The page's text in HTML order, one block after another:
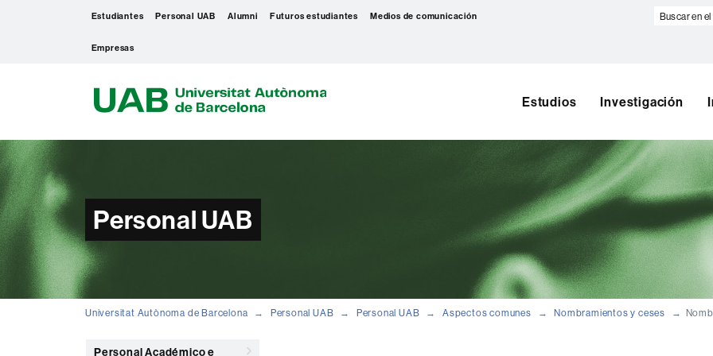
Estudiantes Personal UAB Alumni Futuros estudiantes Medios de comunicación
Empresas
Buscar
A
Estudios Investigación
Personal UAB
Universitat Autònoma de Barcelona Personal UAB Personal UAB Aspectos comunes Nombramientos y ceses
Personal Académico e